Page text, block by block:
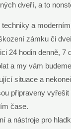
dveří, a to
a
zámku či
24 hodin denně, 7
a my vám
situace a
připraveny
čase.